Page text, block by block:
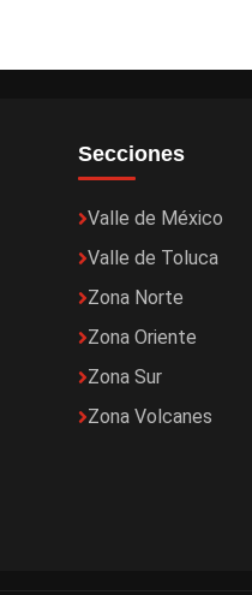
Secciones
Valle de México
Valle de Toluca
Zona Norte
Zona Oriente
Zona Sur
Zona Volcanes